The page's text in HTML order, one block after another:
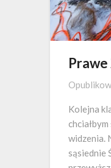
Prawe
Kolejna
widzenia.
sąsiednie